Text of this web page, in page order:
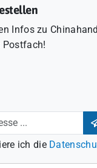
Infos zu
Postfach!
ich die